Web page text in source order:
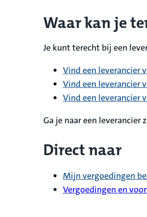
Waar kan je
Je kunt terecht bij een
Vind een leverancier
Vind een leverancier
Vind een leverancier
Ga je naar een
Direct naar
Mijn vergoedingen
Vergoedingen en